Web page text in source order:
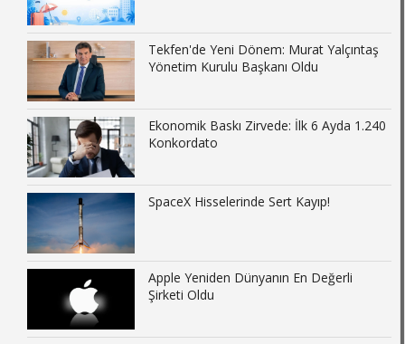
Tekfen'de Yeni Dönem: Murat Yalçıntaş
Yönetim Kurulu Başkanı Oldu
Ekonomik Baskı Zirvede: İlk 6 Ayda 1.240
Konkordato
SpaceX Hisselerinde Sert Kayıp!
Apple Yeniden Dünyanın En Değerli
Şirketi Oldu